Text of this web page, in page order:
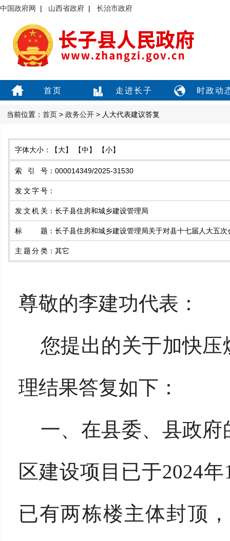
中国政府网 | 山西省政府 | 长治市政府
首页 走进长子 时政动
当前位置： 首页 > 政务公开 > 人大代表建议答复
字体大小： 【大】 【中】 【小】
索引号 ： 000014349/2025-31530
发文字号 ：
发文机关 ： 长子县住房和城乡建设管理局
标题 ： 长子县住房和城乡建设管理局关于对县十七届人大五
主题分类 ： 其它
尊敬的李建功代表：
您提出的关于加快
理结果答复如下：
一、 在县委、县政
区建设项目已于2024
已有两栋楼主体封顶